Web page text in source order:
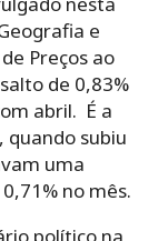
e
Preços ao
de 0,83%
abril. É a
quando subiu
uma
no mês.